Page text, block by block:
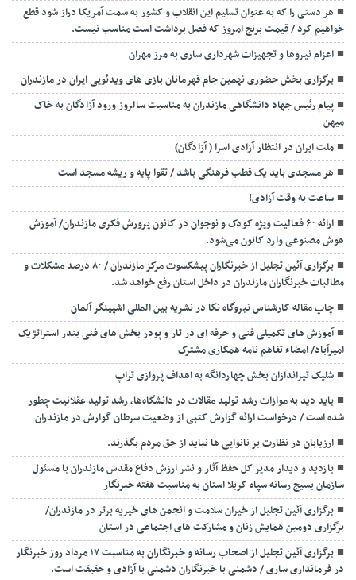
هر دستی را که به عنوان تسلیم این انقلاب و کشور به سمت آمريکا دراز شود قطع
خواهیم کرد / قیمت برنج امروز که فصل برداشت است مناسب نیست.
اعزام نیروها و تجهیزات شهرداری ساری به مرز مهران
برگزاری بخش حضوری نهمین جام قهرمانان بازی های ویدئویی ایران در مازندران
پیام رئیس جهاد دانشگاهی مازندران به مناسبت سالروز ورود آزادگان به خاک
میهن
ملت ایران در انتظار آزادی اسرا ( آزادگان)
هر مسجدی باید یک قطب فرهنگی باشد / تقوا پایه و ریشه مسجد است
ساعت به وقت آزادی!
ارائه ۶۰ فعالیت ویژه کودک و نوجوان در کانون پرورش فکری مازندران/ آموزش
هوش مصنوعی وارد کانون می‌شود.
برگزاری آئین تجلیل از خبرنگاران پیشکسوت مرکز مازندران / ۸۰ درصد مشکلات و
مطالبات خبرنگاران مازندران در داخل استان رفع خواهد شد.
چاپ مقاله کارشناس نيروگاه نكا در نشریه بین المللی اشپینگر آلمان
آموزش های تکمیلی فنی و حرفه ای در تار و پودر بخش های فنی بندر استراتژیک
امیرآباد/ امضاء تفاهم نامه همکاری مشترک
شلیک تیراندازان بخش چهاردانگه به اهداف پروازی تراپ
باید دید به موازات رشد تولید مقالات در دانشگاه‌ها، رشد تولید عقلانیت چطور
شده است / درخواست ارائه گزارش کتبی از وضعیت سرطان گوارش در مازندران
ارزیابان در نظارت بر نانوایی ها نباید از حق مردم بگذرند.
بازدید و دیدار مدیر کل حفظ آثار و نشر ارزش دفاع مقدس مازندران با مسئول
سازمان بسیج رسانه سپاه کربلا استان به مناسبت هفته خبرنگار
برگزاری آئین تجلیل از خیران سلامت و انجمن های خیریه برتر در مازندران/
برگزاری دومین همایش زنان و مشارکت های اجتماعی در استان
برگزاری آئین تجلیل از اصحاب رسانه و خبرنگاران به مناسبت ۱۷ مرداد روز خبرنگار
در فرمانداری ساری / دشمنی با خبرنگاران دشمنی با آزادی و حقیقت است.